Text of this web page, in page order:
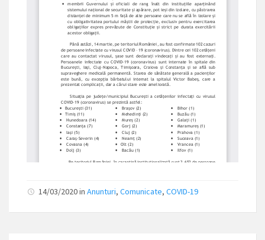
14/03/2020in Anunturi, Comunicate, COVID-19